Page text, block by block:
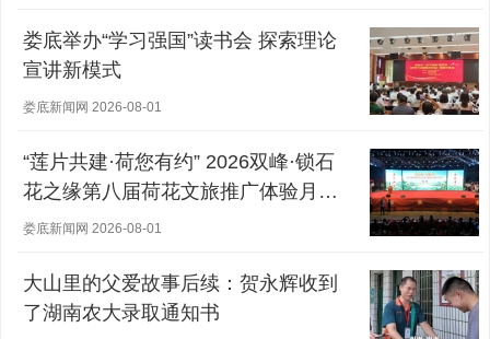
娄底举办“学习强国”读书会 探索理论
宣讲新模式
娄底新闻网 2026-08-01
“莲片共建·荷您有约” 2026双峰·锁石
花之缘第八届荷花文旅推广体验月盛
大开幕
娄底新闻网 2026-08-01
大山里的父爱故事后续：贺永辉收到
了湖南农大录取通知书